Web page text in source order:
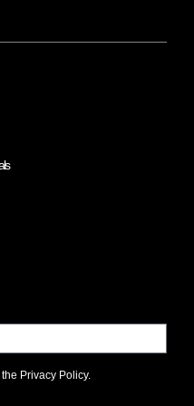
Privacy Policy.